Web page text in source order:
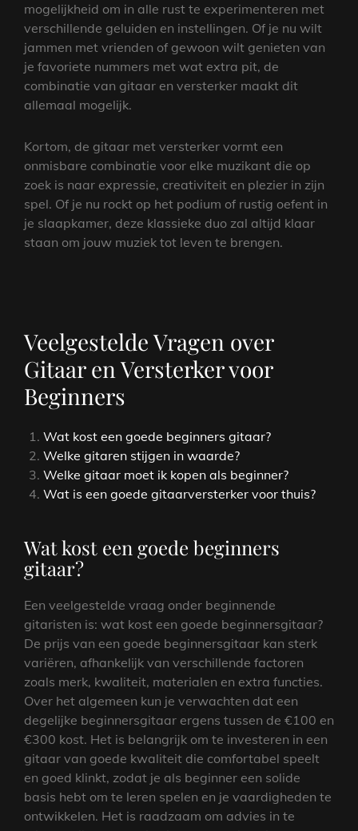
mogelijkheid om in alle rust te experimenteren met
verschillende geluiden en instellingen. Of je nu wilt
jammen met vrienden of gewoon wilt genieten van
je favoriete nummers met wat extra pit, de
combinatie van gitaar en versterker maakt dit
allemaal mogelijk.
Kortom, de gitaar met versterker vormt een
onmisbare combinatie voor elke muzikant die op
zoek is naar expressie, creativiteit en plezier in zijn
spel. Of je nu rockt op het podium of rustig oefent in
je slaapkamer, deze klassieke duo zal altijd klaar
staan ​​om jouw muziek tot leven te brengen.
Veelgestelde Vragen over
Gitaar en Versterker voor
Beginners
Wat kost een goede beginners gitaar?
Welke gitaren stijgen in waarde?
Welke gitaar moet ik kopen als beginner?
Wat is een goede gitaarversterker voor thuis?
Wat kost een goede beginners
gitaar?
Een veelgestelde vraag onder beginnende
gitaristen is: wat kost een goede beginnersgitaar?
De prijs van een goede beginnersgitaar kan sterk
variëren, afhankelijk van verschillende factoren
zoals merk, kwaliteit, materialen en extra functies.
Over het algemeen kun je verwachten dat een
degelijke beginnersgitaar ergens tussen de €100 en
€300 kost. Het is belangrijk om te investeren in een
gitaar van goede kwaliteit die comfortabel speelt
en goed klinkt, zodat je als beginner een solide
basis hebt om te leren spelen en je vaardigheden te
ontwikkelen. Het is raadzaam om advies in te